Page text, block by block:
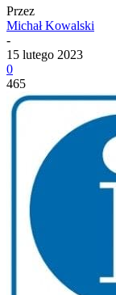
Przez
Michał Kowalski
-
15 lutego 2023
0
465